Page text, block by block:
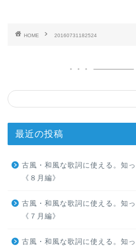
HOME 20160731182524
最近の投稿
古風・和風な歌詞に使える。知
《８月編》
古風・和風な歌詞に使える。知
《７月編》
古風・和風な歌詞に使える。知